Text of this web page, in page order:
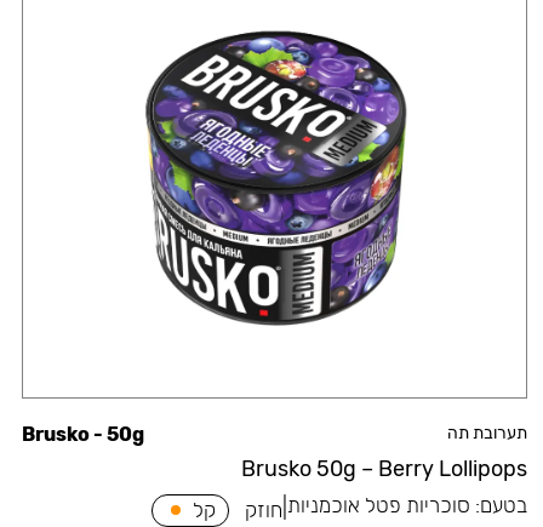
תערובת תה
Brusko 50g – Berry Lollipops
Brusko - 50g
בטעם: סוכריות פטל אוכמניות חוזק קל